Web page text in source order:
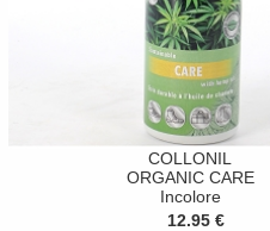
COLLONIL
ORGANIC CARE
Incolore
12.95 €